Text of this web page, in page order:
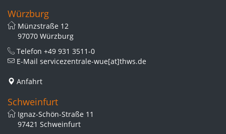
Würzburg
Münzstraße 12
97070 Würzburg
Telefon +49 931 3511-0
E-Mail servicezentrale-wue[at]thws.de
Anfahrt
Schweinfurt
Ignaz-Schön-Straße 11
97421 Schweinfurt